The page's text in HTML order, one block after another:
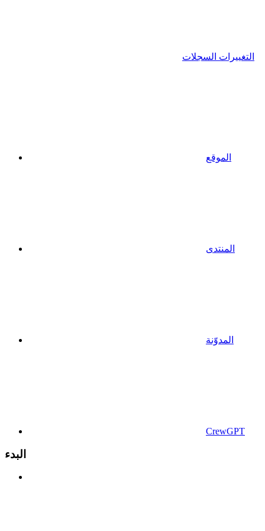
التغييرات السجلات
الموقع
المنتدى
المدوّنة
CrewGPT
البدء